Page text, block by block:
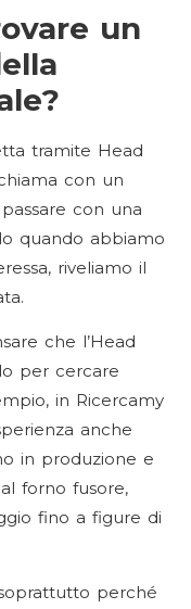
un
tramite Head
con un
con una
quando abbiamo
riveliamo il
che l’Head
per cercare
in Ricercamy
anche
in produzione e
forno fusore,
fino a figure di
perché